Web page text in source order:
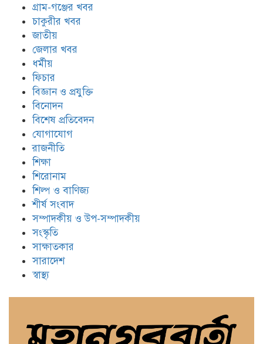
গ্রাম-গঞ্জের খবর
চাকুরীর খবর
জাতীয়
জেলার খবর
ধর্মীয়
ফিচার
বিজ্ঞান ও প্রযুক্তি
বিনোদন
বিশেষ প্রতিবেদন
যোগাযোগ
রাজনীতি
শিক্ষা
শিরোনাম
শিল্প ও বাণিজ্য
শীর্ষ সংবাদ
সম্পাদকীয় ও উপ-সম্পাদকীয়
সংস্কৃতি
সাক্ষাতকার
সারাদেশ
স্বাস্থ্য